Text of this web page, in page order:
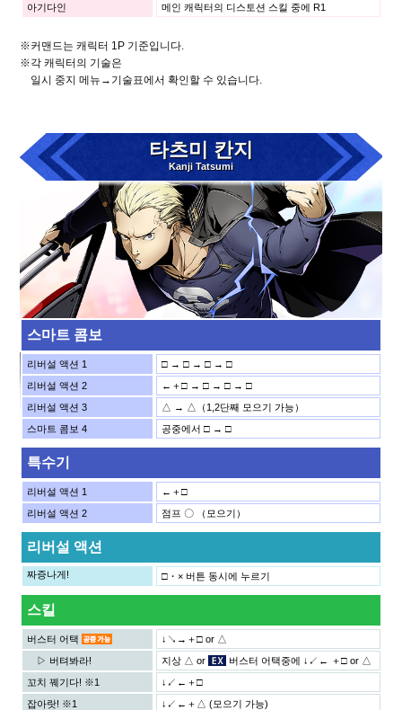
아기다인 메인 캐릭터의 디스토션 스킬 중에 R1
※커맨드는 캐릭터 1P 기준입니다.
※각 캐릭터의 기술은
일시 중지 메뉴→기술표에서 확인할 수 있습니다.
타츠미 칸지
Kanji Tatsumi
스마트 콤보
리버설 액션 1
□ → □ → □ → □
리버설 액션 2
←＋□ → □ → □ → □
리버설 액션 3
△ → △（1,2단째 모으기 가능）
스마트 콤보 4
공중에서 □ → □
특수기
리버설 액션 1
←＋□
리버설 액션 2
점프 〇 （모으기）
리버설 액션
짜증나게! □・× 버튼 동시에 누르기
스킬
버스터 어택
↓↘→＋□ or △
▷ 버텨봐라!
지상 △ or
버스터 어택중에 ↓↙← ＋□ or △
꼬치 꿰기다! ※1
↓↙←＋□
잡아랏! ※1
↓↙←＋△ (모으기 가능)